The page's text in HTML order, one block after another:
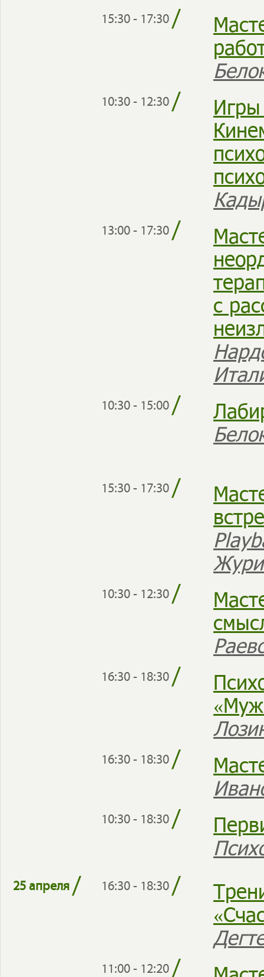
15:30 - 17:30/
10:30 - 12:30/
13:00 - 17:30/
с
10:30 - 15:00/
15:30 - 17:30/
10:30 - 12:30/
16:30 - 18:30/
16:30 - 18:30/
10:30 - 18:30/
25 апреля/ 16:30 - 18:30/
11:00 - 12:20 /